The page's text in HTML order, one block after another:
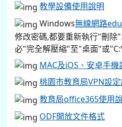
教學設備使用說明
Windows無線網路
修改密碼,都要重新執行"刪
必"完全解壓縮"至"桌面"或
MAC及iOS、安卓手
桃園市教育局VPN設
教育局office365使用
ODF開放文件格式